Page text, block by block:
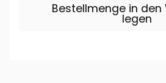
Bestellmenge in den
legen